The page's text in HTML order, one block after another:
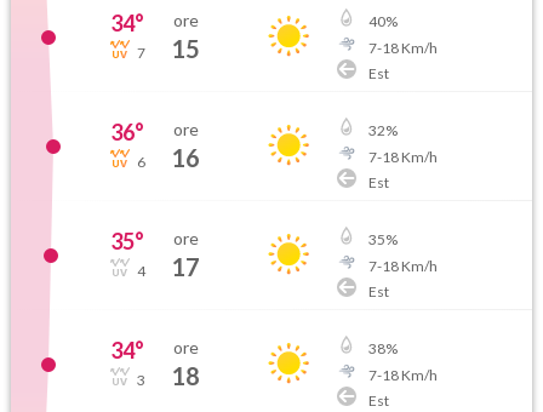
34°
7
ore
15
40%
7-18Km/h
Est
36°
6
ore
16
32%
7-18Km/h
Est
35°
4
ore
17
35%
7-18Km/h
Est
34°
3
ore
18
38%
7-18Km/h
Est